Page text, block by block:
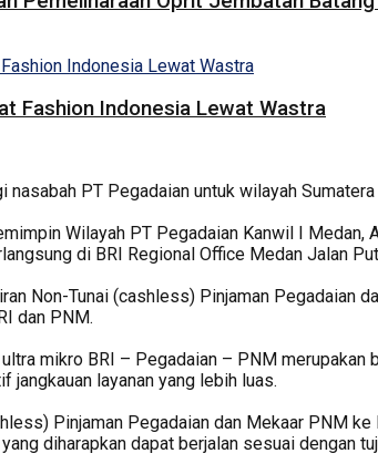
Fashion Indonesia Lewat Wastra
nasabah PT Pegadaian untuk wilayah
Wilayah PT Pegadaian Kanwil I
di BRI Regional Office Medan Jalan
Non-Tunai (cashless) Pinjaman Pegadaian
dan PNM.
mikro BRI – Pegadaian – PNM
jangkauan layanan yang lebih luas.
Pinjaman Pegadaian dan Mekaar PNM
yang diharapkan dapat berjalan sesuai dengan